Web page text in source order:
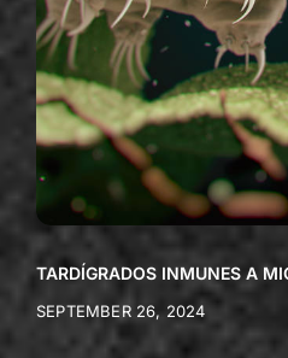
TARDÍGRADOS INMUNES A
SEPTEMBER 26, 2024